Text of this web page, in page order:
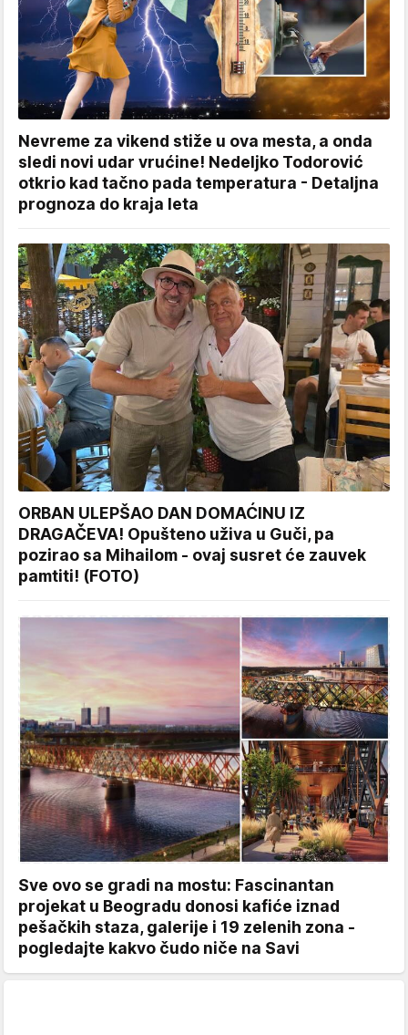
Nevreme za vikend stiže u ova mesta, a onda
sledi novi udar vrućine! Nedeljko Todorović
otkrio kad tačno pada temperatura - Detaljna
prognoza do kraja leta
ORBAN ULEPŠAO DAN DOMAĆINU IZ
DRAGAČEVA! Opušteno uživa u Guči, pa
pozirao sa Mihailom - ovaj susret će zauvek
pamtiti! (FOTO)
Sve ovo se gradi na mostu: Fascinantan
projekat u Beogradu donosi kafiće iznad
pešačkih staza, galerije i 19 zelenih zona -
pogledajte kakvo čudo niče na Savi